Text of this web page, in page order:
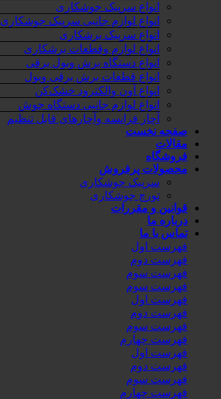
انواع سرپیک جوشکاری
انواع لوازم جانبی سرپیک جوشکاری
انواع سرپیک برشکاری
انواع لوازم وقطعات برشکاری
انواع دستگاه برش وبول برقی
انواع قطعات برش برقی وبول
انواع آون والکترود خشک‌کن
انواع لوازم جانبی دستگاه جوش
آچار فرانسه وآچارهای قابل تنظیم
صفحه نخست
مقالات
فروشگاه
محصولات پرفروش
سرپیک جوشکاری
تورچ جوشکاری
قوانین و مقررات
درباره ما
تماس با ما
فهرست اول
فهرست دوم
فهرست سوم
فهرست سوم
فهرست اول
فهرست دوم
فهرست سوم
فهرست چهارم
فهرست اول
فهرست دوم
فهرست سوم
فهرست چهارم